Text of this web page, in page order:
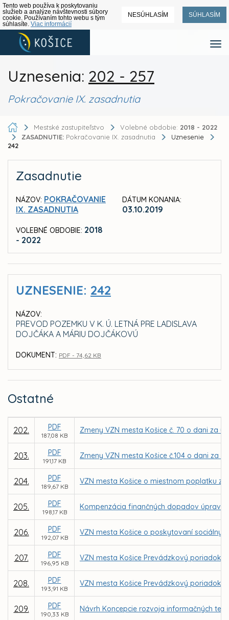
Tento web používa k poskytovaniu
služieb a analýze návštevnosti súbory
cookie. Používaním tohto webu s tým
súhlasíte. Viac informácií
NESÚHLASÍM SÚHLASÍM
Uznesenia: 202 - 257
Pokračovanie IX. zasadnutia
Mestské zastupiteľstvo Volebné obdobie: 2018 - 2022
ZASADNUTIE: Pokračovanie IX. zasadnutia
Uznesenie
242
Zasadnutie
NÁZOV: POKRAČOVANIE
IX. ZASADNUTIA
VOLEBNÉ OBDOBIE: 2018
- 2022
DÁTUM KONANIA:
03.10.2019
UZNESENIE: 242
NÁZOV:
PREVOD POZEMKU V K. Ú. LETNÁ PRE LADISLAVA
DOJČÁKA A MÁRIU DOJČÁKOVÚ
DOKUMENT: PDF - 74,62 KB
Ostatné
202. PDF
187,08 KB
Zmeny VZN mesta Košice č. 70 o dani za
203. PDF
191,17 KB
Zmeny VZN mesta Košice č.104 o dani za
204. PDF
189,67 KB
VZN mesta Košice o miestnom poplatku
205. PDF
198,17 KB
Kompenzácia finančných dopadov úpravy
206. PDF
192,07 KB
VZN mesta Košice o poskytovaní
207. PDF
196,95 KB
VZN mesta Košice Prevádzkový poriadok
208. PDF
193,91 KB
VZN mesta Košice Prevádzkový poriadok
209. PDF
190,33 KB
Návrh Koncepcie rozvoja informačných